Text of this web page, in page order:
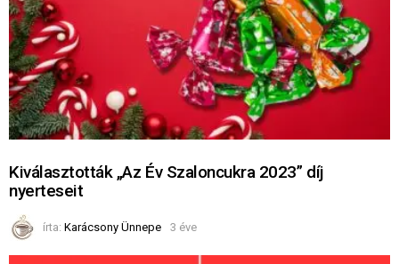
Kiválasztották „Az Év Szaloncukra 2023” díj
nyerteseit
írta: Karácsony Ünnepe 3 éve